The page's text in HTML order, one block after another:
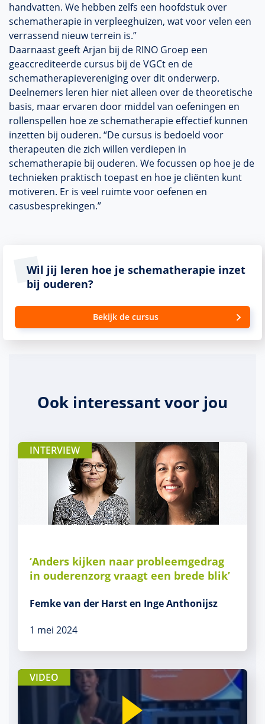
handvatten. We hebben zelfs een hoofdstuk over
schematherapie in verpleeghuizen, wat voor velen een
verrassend nieuw terrein is.”
Daarnaast geeft Arjan bij de RINO Groep een
geaccrediteerde cursus bij de VGCt en de
schematherapievereniging over dit onderwerp.
Deelnemers leren hier niet alleen over de theoretische
basis, maar ervaren door middel van oefeningen en
rollenspellen hoe ze schematherapie effectief kunnen
inzetten bij ouderen. “De cursus is bedoeld voor
therapeuten die zich willen verdiepen in
schematherapie bij ouderen. We focussen op hoe je de
technieken praktisch toepast en hoe je cliënten kunt
motiveren. Er is veel ruimte voor oefenen en
casusbesprekingen.”
Wil jij leren hoe je schematherapie inzet
bij ouderen?
Bekijk de cursus
Ook interessant voor jou
INTERVIEW
‘Anders kijken naar probleemgedrag
in ouderenzorg vraagt een brede blik’
Femke van der Harst en Inge Anthonijsz
1 mei 2024
VIDEO